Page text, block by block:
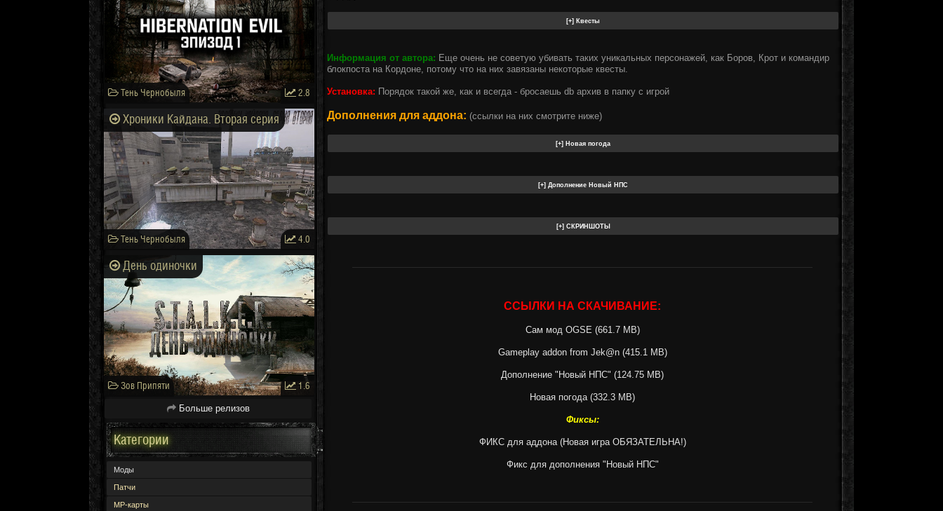
Информация от автора: Еще очень не советую убивать таких уникальных персонажей, как Боров, Крот и командир
блокпоста на Кордоне, потому что на них завязаны некоторые квесты.
Установка: Порядок такой же, как и всегда - бросаешь db архив в папку с игрой
Дополнения для аддона: (ссылки на них смотрите ниже)
ССЫЛКИ НА СКАЧИВАНИЕ:
Сам мод OGSE (661.7 MB)
Gameplay addon from Jek@n (415.1 MB)
Дополнение "Новый НПС" (124.75 MB)
Новая погода (332.3 MB)
Фиксы:
ФИКС для аддона (Новая игра ОБЯЗАТЕЛЬНА!)
Фикс для дополнения "Новый НПС"
Тень Чернобыля 2.8
Хроники Кайдана. Вторая серия
Тень Чернобыля 4.0
День одиночки
Зов Припяти 1.6
Больше релизов
Категории
Моды
Патчи
МР-карты